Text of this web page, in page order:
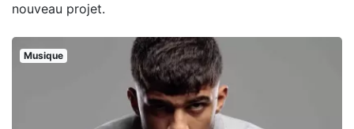
nouveau projet.
Musique